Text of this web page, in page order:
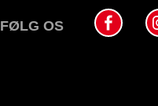
FØLG OS